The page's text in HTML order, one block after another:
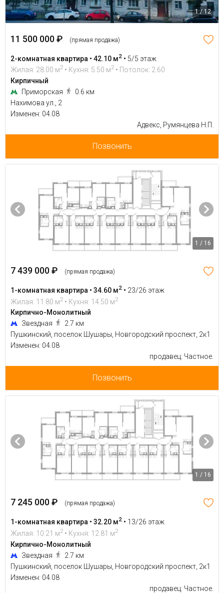
1 / 12
11 500 000 ₽ (прямая продажа)
2-комнатная квартира • 42.10 м2 • 5/5 этаж
Жилая: 28.00 м2 • Кухня: 5.50 м2 • Потолок: 2.60
Кирпичный
Приморская
0.6 км
Нахимова ул., 2
Изменен: 04.08
Адвекс, Румянцева Н.П.
Позвонить
1 / 16
7 439 000 ₽ (прямая продажа)
1-комнатная квартира • 34.60 м2 • 23/26 этаж
Жилая: 11.80 м2 • Кухня: 14.50 м2
Кирпично-Монолитный
Звездная
2.7 км
Пушкинский, поселок Шушары, Новгородский проспект, 2к1
Изменен: 04.08
продавец: Частное.
Позвонить
1 / 16
7 245 000 ₽ (прямая продажа)
1-комнатная квартира • 32.20 м2 • 13/26 этаж
Жилая: 10.21 м2 • Кухня: 12.81 м2
Кирпично-Монолитный
Звездная
2.7 км
Пушкинский, поселок Шушары, Новгородский проспект, 2к1
Изменен: 04.08
продавец: Частное.